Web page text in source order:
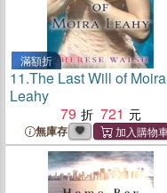
滿額折
11.The Last Will of Moira
Leahy
79
721
無庫存